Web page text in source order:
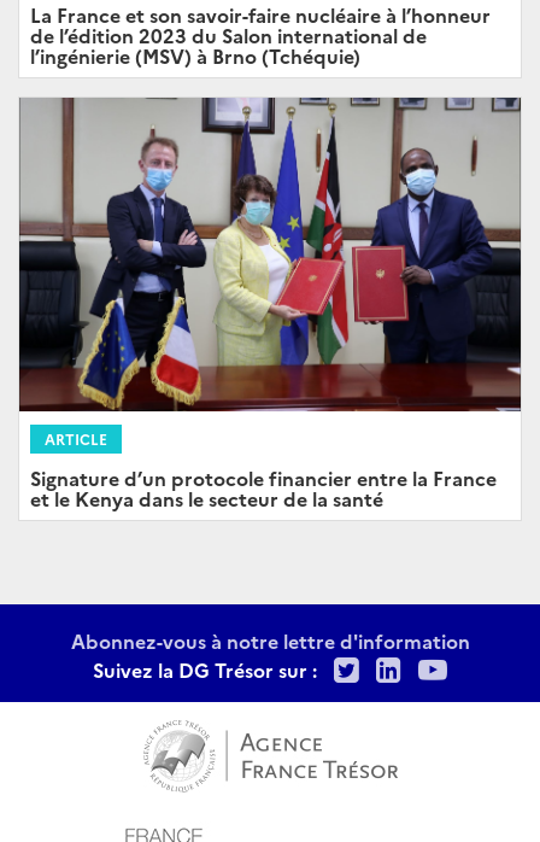
La France et son savoir-faire nucléaire à l’honneur
de l’édition 2023 du Salon international de
l’ingénierie (MSV) à Brno (Tchéquie)
ARTICLE
Signature d’un protocole financier entre la France
et le Kenya dans le secteur de la santé
Abonnez-vous à notre lettre d'information
Suivez la DG Trésor sur :
TwitterLinkedIn